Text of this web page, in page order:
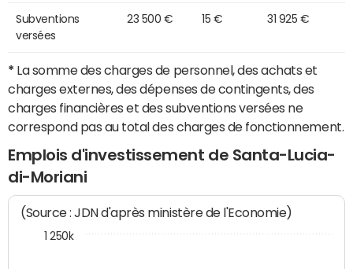
Subventions
versées
23 500 € 15 € 31 925 €
* La somme des charges de personnel, des achats et
charges externes, des dépenses de contingents, des
charges financières et des subventions versées ne
correspond pas au total des charges de fonctionnement.
Emplois d'investissement de Santa-Lucia-
di-Moriani
(Source : JDN d'après ministère de l'Economie)
1 250k